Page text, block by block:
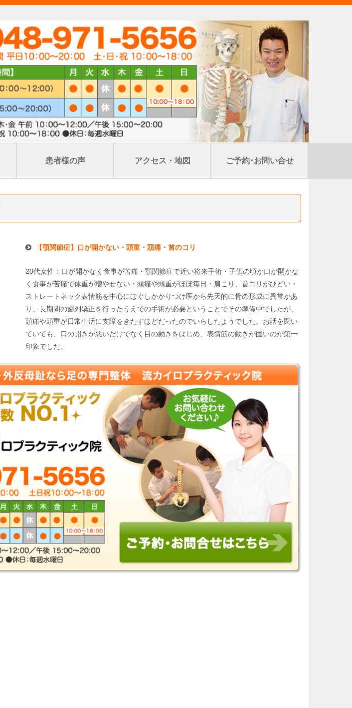
患者様の声 アクセス・地図 ご予約･お問い合せ
【顎関節症】口が開かない・頭重・頭痛・首のコリ
20代女性：口が開かなく食事が苦痛・顎関節症で近い将来手術・子供の頃か口が開かな
く食事が苦痛で体重が増やせない・頭痛や頭重がほぼ毎日・肩こり、首コリがひどい・
ストレートネック表情筋を中心にほぐしかかりつけ医から先天的に骨の形成に異常があ
り、長期間の歯列矯正を行ったうえでの手術が必要ということでその準備中でしたが、
頭痛や頭重が日常生活に支障をきたすほどだったのでいらしたようでした。お話を聞い
ていても、口の開きが悪いだけでなく目の動きをはじめ、表情筋の動きが固いのが第一
印象でした。